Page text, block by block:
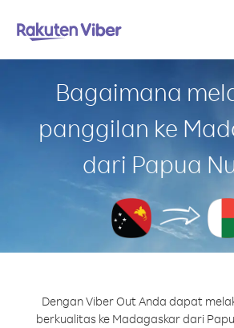
Bagaimana
panggilan ke
dari Papua
Dengan Viber Out Anda dapat
berkualitas ke Madagaskar dari